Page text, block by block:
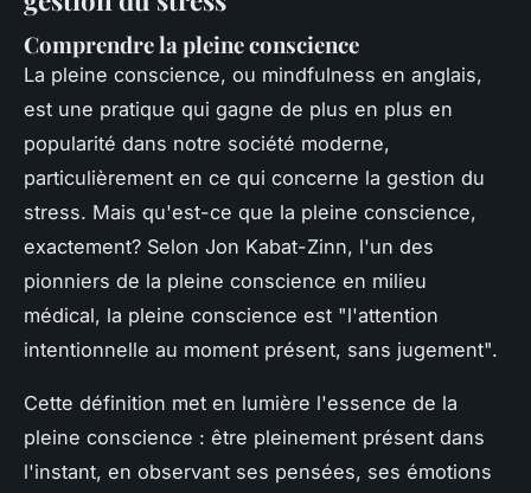
Comprendre la pleine conscience
La pleine conscience, ou mindfulness en anglais,
est une pratique qui gagne de plus en plus en
popularité dans notre société moderne,
particulièrement en ce qui concerne la gestion du
stress. Mais qu'est-ce que la pleine conscience,
exactement? Selon Jon Kabat-Zinn, l'un des
pionniers de la pleine conscience en milieu
médical, la pleine conscience est "l'attention
intentionnelle au moment présent, sans jugement".
Cette définition met en lumière l'essence de la
pleine conscience : être pleinement présent dans
l'instant, en observant ses pensées, ses émotions